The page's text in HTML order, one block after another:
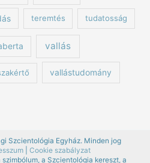
teremtés tudatosság
vallás
vallástudomány
Szcientológia Egyház. Minden jog
| Cookie szabályzat
a Szcientológia kereszt, a